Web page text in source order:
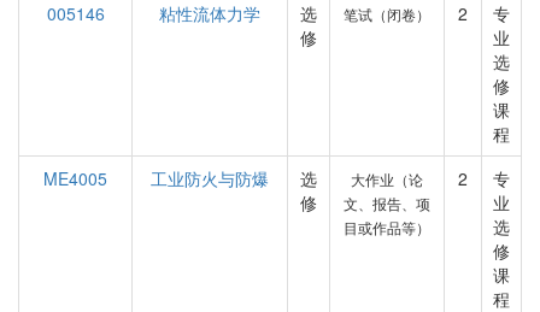
005146
粘性流体力学
选
修
笔试（闭卷） 2
专
业
选
修
课
程
ME4005
工业防火与防爆
选
修
大作业（论
文、报告、项
目或作品等）
2
专
业
选
修
课
程